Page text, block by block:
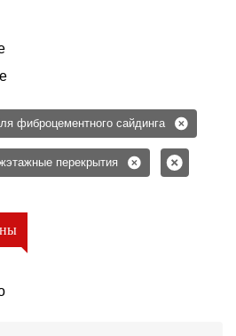
фиброцементного сайдинга
перекрытия